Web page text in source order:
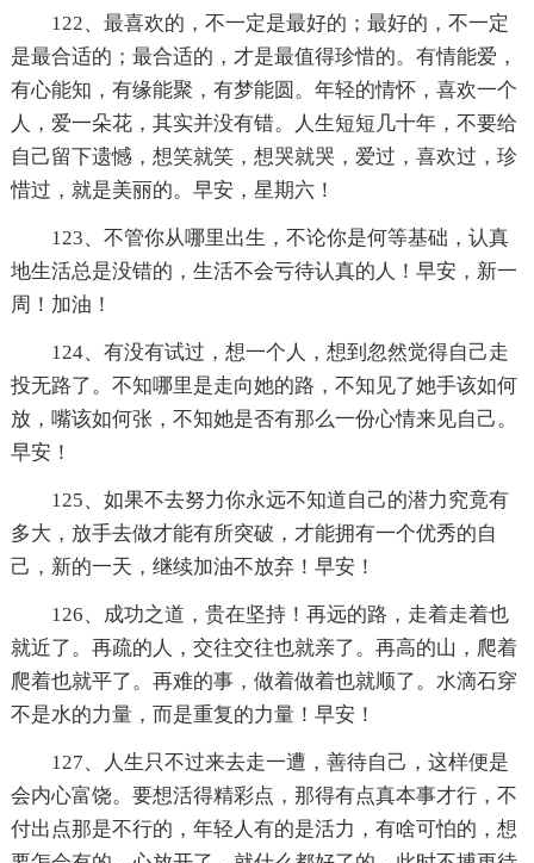
122、最喜欢的，不一定是最好的；最好的，不一定
是最合适的；最合适的，才是最值得珍惜的。有情能爱，
有心能知，有缘能聚，有梦能圆。年轻的情怀，喜欢一个
人，爱一朵花，其实并没有错。人生短短几十年，不要给
自己留下遗憾，想笑就笑，想哭就哭，爱过，喜欢过，珍
惜过，就是美丽的。早安，星期六！
123、不管你从哪里出生，不论你是何等基础，认真
地生活总是没错的，生活不会亏待认真的人！早安，新一
周！加油！
124、有没有试过，想一个人，想到忽然觉得自己走
投无路了。不知哪里是走向她的路，不知见了她手该如何
放，嘴该如何张，不知她是否有那么一份心情来见自己。
早安！
125、如果不去努力你永远不知道自己的潜力究竟有
多大，放手去做才能有所突破，才能拥有一个优秀的自
己，新的一天，继续加油不放弃！早安！
126、成功之道，贵在坚持！再远的路，走着走着也
就近了。再疏的人，交往交往也就亲了。再高的山，爬着
爬着也就平了。再难的事，做着做着也就顺了。水滴石穿
不是水的力量，而是重复的力量！早安！
127、人生只不过来去走一遭，善待自己，这样便是
会内心富饶。要想活得精彩点，那得有点真本事才行，不
付出点那是不行的，年轻人有的是活力，有啥可怕的，想